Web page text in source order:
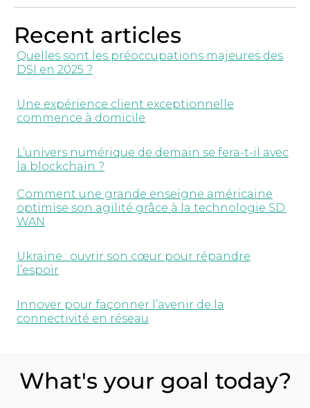
Recent articles
Quelles sont les préoccupations majeures des
DSI en 2025 ?
Une expérience client exceptionnelle
commence à domicile
L’univers numérique de demain se fera-t-il avec
la blockchain ?
Comment une grande enseigne américaine
optimise son agilité grâce à la technologie SD
WAN
Ukraine : ouvrir son cœur pour répandre
l’espoir
Innover pour façonner l’avenir de la
connectivité en réseau
What's your goal today?